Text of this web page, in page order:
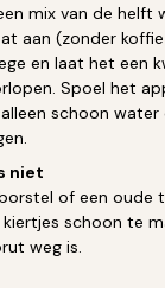
mix van de helft
aan (zonder
en laat het een
Spoel het
schoon water
niet
of een oude
schoon te
weg is.